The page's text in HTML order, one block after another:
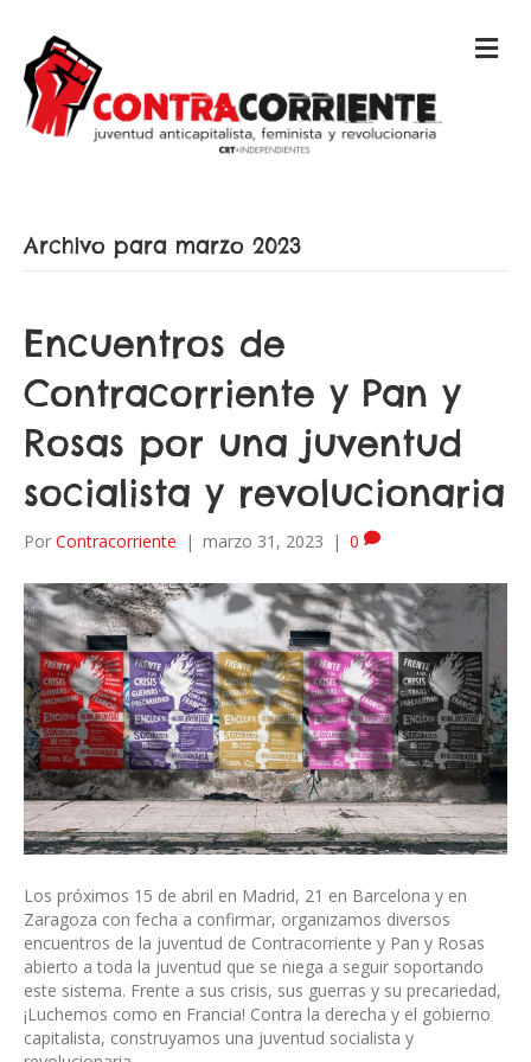
M
E
Archivo para marzo 2023
Encuentros de
Contracorriente y Pan y
Rosas por una juventud
socialista y revolucionaria
Por Contracorriente | marzo 31, 2023 | 0
Los próximos 15 de abril en Madrid, 21 en Barcelona y en
Zaragoza con fecha a confirmar, organizamos diversos
encuentros de la juventud de Contracorriente y Pan y Rosas
abierto a toda la juventud que se niega a seguir soportando
este sistema. Frente a sus crisis, sus guerras y su precariedad,
¡Luchemos como en Francia! Contra la derecha y el gobierno
capitalista, construyamos una juventud socialista y